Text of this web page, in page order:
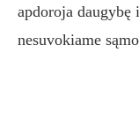
apdoroja daugybę
nesuvokiame